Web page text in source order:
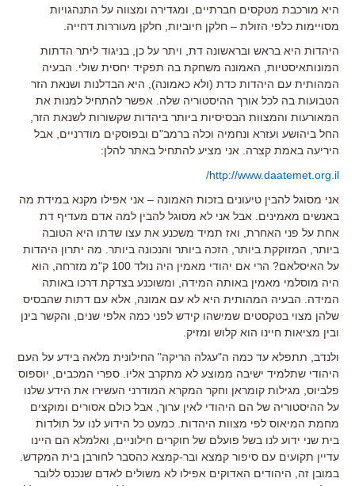
היא מורכבת מטקסים חברתיים, ומגדירה ומצווה על התנהגויות
מסויימות כלפי הזולת – חלקן חיוביות, חלקן מעוררות דחייה.
היהדות היא בראש ובראשונה דת, ויתר על כן, בניגוד ליתר הדתות
המונותאיסטיות, האמונה משחקת בה תפקיד יחסית שולי. הבעיה
המהותית עם היהדות כדת (ולא כאמונה), היא הבדלנות ושנאת הזר
הטבועות בה לכל אורך ההיסטוריה שלה. אפשר להתחיל למנות את
המאורעות והמצוות הבסיסיות ביותר ביהדות שקשורות לשנאת הזר,
החל ביהושע ועזרא ונחמיה וכלה ברמב"ם ובפוסקים מודרניים, אבל
היריעה באמת קצרה. אני מציע להתחיל באתר להלן:
http://www.daatemet.org.il/
אני מסוגל להבין טיעונים בזכות האמונה – אני אפילו מקנא במידת מה
באנשים מאמינים. אבל אני לא מסוגל להבין למה אדם מעדיף דת
אחת על פני האחרת, ואז תמיד משכנע את עצו שדתו היא הטובה
ביותר, המזוקקת ביותר, הזכה ביותר והנכונה ביותר. מה יתרון היהדות
על האיסלאם? הרי אם יהודי מאמין היה נולד 100 ק"מ מזרחה, הוא
היה מוסלמי מאמין באותה המידה, ומשוכנע בצדקת דרכו באותה
המידה. הבעיה המהותית היא לא עם אמונה, אלא עם דתות שהבסיס
שלהן מצוי בטקסטים שמישהו קידש לפני כמה אלפי שנים, והקשר בינן
ובין מציאות חיינו הוא קלוש ומזיק.
ולנדב, תתפלא עד כמה ה"עגלה הריקה" החילונית מלאה בידע על העם
היהודי שתלמיד ישיבה ממוצע לא מתקרב אליו. ספרי המכבים, יוספוס
פלביוס, מגילות קומראן וחקר המקרא המודרני העשירו את הידע שלנו
על ההיסטוריה של הם היהודי לאין ערוך, אבל כולם אסורים ומוקצים
מחמת המיאוס לפי מצוות היהדות. כמעט כל הידוע לנו על תולדות
בית שני ידוע לנו בשל פועלם של חוקרים חילוניים, ואלמלא הם היינו
עדיין תקועים עם סיפור קמצא ובר-קמצא כהסבר לחורבן בית המקדש.
במובן זה, היהודים האדוקים אפילו לא משולים לאדם שנכנס ללובר